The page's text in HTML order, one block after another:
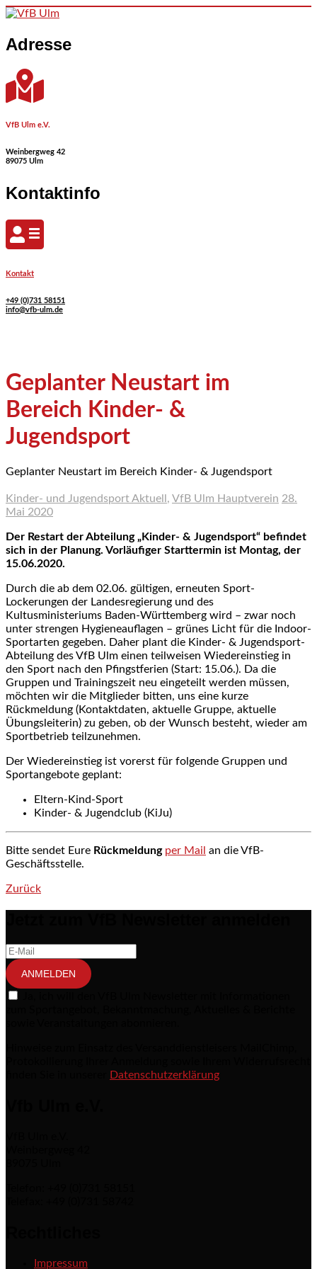
Skip to content
Adresse
VfB Ulm e.V.
Weinbergweg 42
89075 Ulm
Kontaktinfo
Kontakt
+49 (0)731 58151
info@vfb-ulm.de
Geplanter Neustart im
Bereich Kinder- &
Jugendsport
Geplanter Neustart im Bereich Kinder- & Jugendsport
Kinder- und Jugendsport Aktuell , VfB Ulm Hauptverein 28.
Mai 2020
Der Restart der Abteilung „Kinder- & Jugendsport“ befindet
sich in der Planung. Vorläufiger Starttermin ist Montag, der
15.06.2020.
Durch die ab dem 02.06. gültigen, erneuten Sport-
Lockerungen der Landesregierung und des
Kultusministeriums Baden-Württemberg wird – zwar noch
unter strengen Hygieneauflagen – grünes Licht für die Indoor-
Sportarten gegeben. Daher plant die Kinder- & Jugendsport-
Abteilung des VfB Ulm einen teilweisen Wiedereinstieg in
den Sport nach den Pfingstferien (Start: 15.06.). Da die
Gruppen und Trainingszeit neu eingeteilt werden müssen,
möchten wir die Mitglieder bitten, uns eine kurze
Rückmeldung (Kontaktdaten, aktuelle Gruppe, aktuelle
Übungsleiterin) zu geben, ob der Wunsch besteht, wieder am
Sportbetrieb teilzunehmen.
Der Wiedereinstieg ist vorerst für folgende Gruppen und
Sportangebote geplant:
Eltern-Kind-Sport
Kinder- & Jugendclub (KiJu)
Bitte sendet Eure Rückmeldung per Mail an die VfB-
Geschäftsstelle.
Post navigation
Zurück
ANMELDEN
Datenschutzerklärung
Impressum